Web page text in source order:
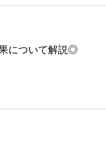
について解説◎